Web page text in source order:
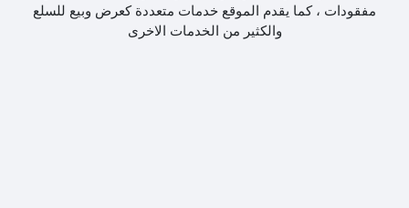
مفقودات ، كما يقدم الموقع خدمات متعددة كعرض وبيع للسلع
والكثير من الخدمات الاخرى